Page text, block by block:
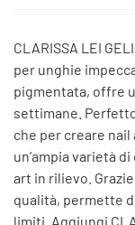
CLARISSA LEI
per unghie
pigmentata, offre
settimane.
che per creare
un’ampia varietà
art in rilievo.
qualità, permette
limiti. Aggiungi